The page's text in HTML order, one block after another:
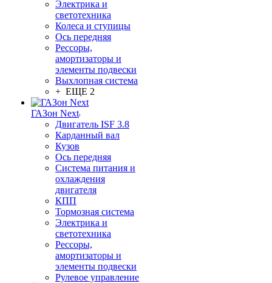
Электрика и
светотехника
Колеса и ступицы
Ось передняя
Рессоры,
амортизаторы и
элементы подвески
Выхлопная система
+ ЕЩЕ 2
ГАЗон Next
Двигатель ISF 3.8
Карданный вал
Кузов
Ось передняя
Система питания и
охлаждения
двигателя
КПП
Тормозная система
Электрика и
светотехника
Рессоры,
амортизаторы и
элементы подвески
Рулевое управление